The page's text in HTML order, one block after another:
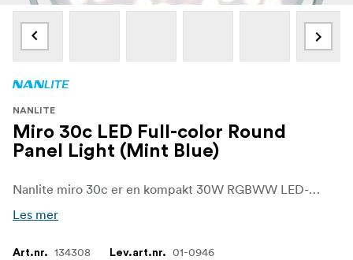
NANLITE
Miro 30c LED Full-color Round
Panel Light (Mint Blue)
Nanlite miro 30c er en kompakt 30W RGBWW LED-lampe designet for kreatører som trenger kraftig, bærbar og nøyaktig belysning. Med et CCT-område på 2700K-7500K, ±150 G/M-justering, RGB-modus og 14 innebygde effekter leverer den resultater på proffnivå i alle oppsett. Styring via innebygd skjerm eller NANLINK-appen, drevet av USB-C PD eller NP-F-batterier.
Les mer
Art.nr. 134308 Lev.art.nr. 01-0946